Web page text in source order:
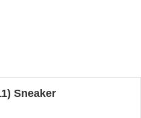
Sneaker